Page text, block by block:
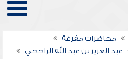
محاضرات مفرغة
عبد العزيز بن عبد الله الراجحي